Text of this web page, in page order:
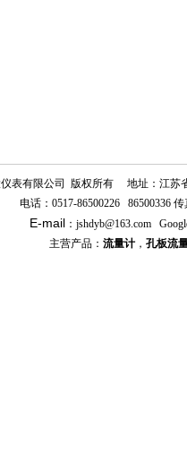
表有限公司 版权所有
地址：江苏
话： 0517-86500226 86500336 传
E-mail ： jshdyb@163.com
主营产品： 流量计， 孔板流